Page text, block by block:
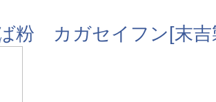
粉 カガセイフン[末吉